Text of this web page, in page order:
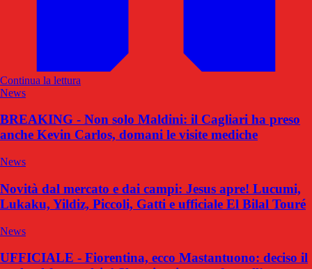
Continua la lettura
News
BREAKING - Non solo Maldini: il Cagliari ha preso
anche Kevin Carlos, domani le visite mediche
News
Novità dal mercato e dai campi: Jesus apre! Lucumi,
Lukaku, Yildiz, Piccoli, Gatti e ufficiale El Bilal Touré
News
UFFICIALE - Fiorentina, ecco Mastantuono: deciso il